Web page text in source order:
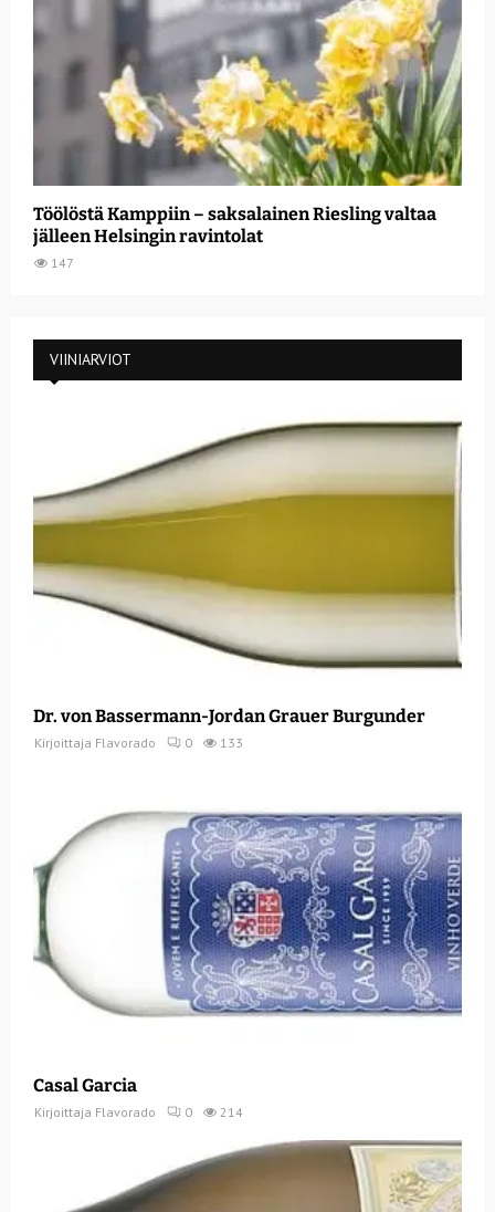
Töölöstä Kamppiin – saksalainen Riesling valtaa
jälleen Helsingin ravintolat
147
VIINIARVIOT
Dr. von Bassermann-Jordan Grauer Burgunder
Kirjoittaja Flavorado 0 133
Casal Garcia
Kirjoittaja Flavorado 0 214